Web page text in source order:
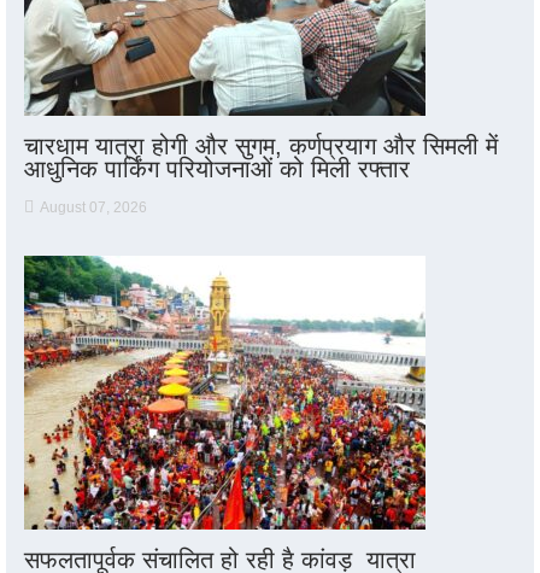
चारधाम यात्रा होगी और सुगम, कर्णप्रयाग और सिमली में
आधुनिक पार्किंग परियोजनाओं को मिली रफ्तार
August 07, 2026
सफलतापूर्वक संचालित हो रही है कांवड़ यात्रा